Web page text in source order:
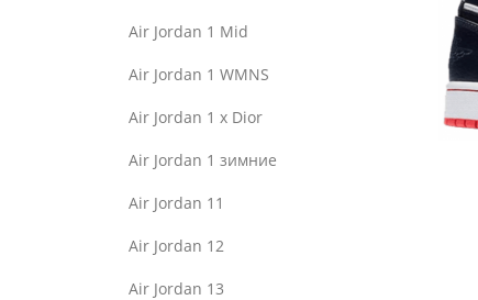
Air Jordan 1 Mid
Air Jordan 1 WMNS
Air Jordan 1 x Dior
Air Jordan 1 зимние
Air Jordan 11
Air Jordan 12
Air Jordan 13